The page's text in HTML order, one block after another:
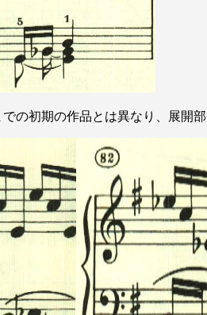
の初期の作品とは異なり、展開